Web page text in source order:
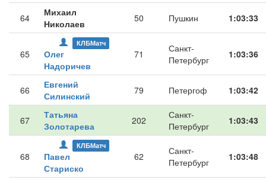
64
Михаил
Николаев
50 Пушкин 1:03:33
65
КЛБМатч
Олег
Надоричев
71
Санкт-
Петербург
1:03:36
66
Евгений
Силинский
79 Петергоф 1:03:42
67
Татьяна
Золотарева
202
Санкт-
Петербург
1:03:43
68
КЛБМатч
Павел
Стариско
62
Санкт-
Петербург
1:03:48